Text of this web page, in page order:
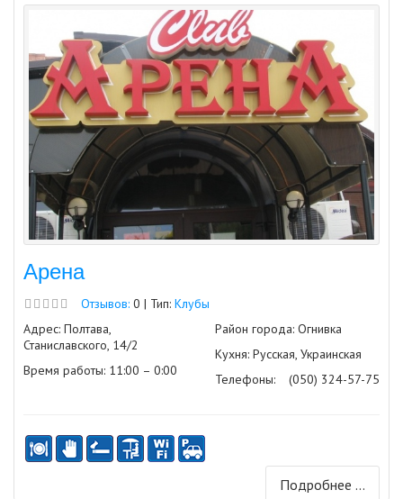
Арена
Отзывов: 0 | Тип: Клубы
Адрес: Полтава,
Станиславского, 14/2
Время работы: 11:00 – 0:00
Район города: Огнивка
Кухня: Русская, Украинская
Телефоны:
(050) 324-57-75
Подробнее ...